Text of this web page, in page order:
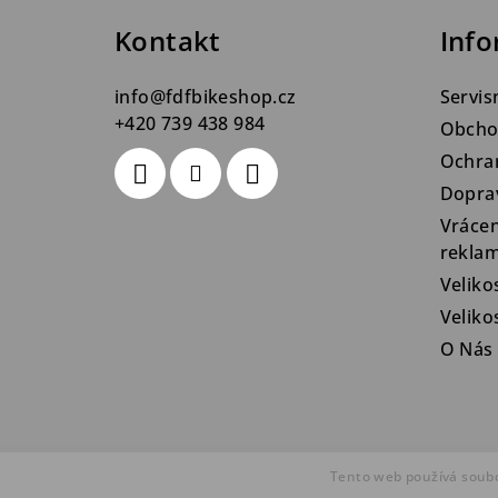
Tento web používá
Kontakt
info@fdfbikeshop.cz
+420 739 438 984
O Nás